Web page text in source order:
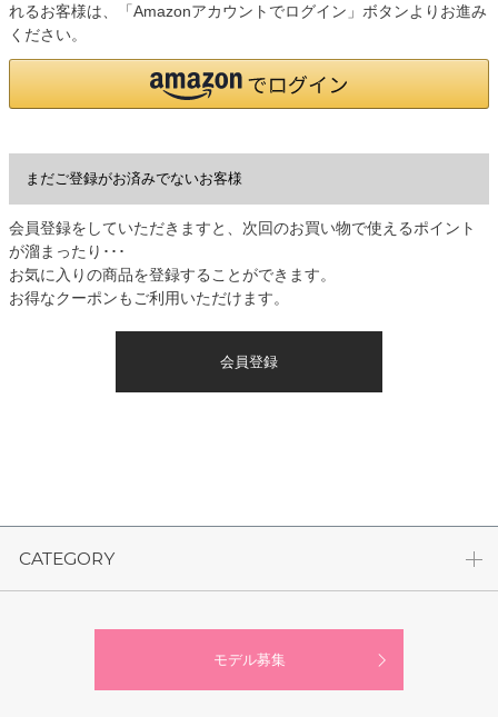
れるお客様は、「Amazonアカウントでログイン」ボタンよりお進み
ください。
まだご登録がお済みでないお客様
会員登録をしていただきますと、次回のお買い物で使えるポイント
が溜まったり･･･
お気に入りの商品を登録することができます。
お得なクーポンもご利用いただけます。
会員登録
CATEGORY
モデル募集